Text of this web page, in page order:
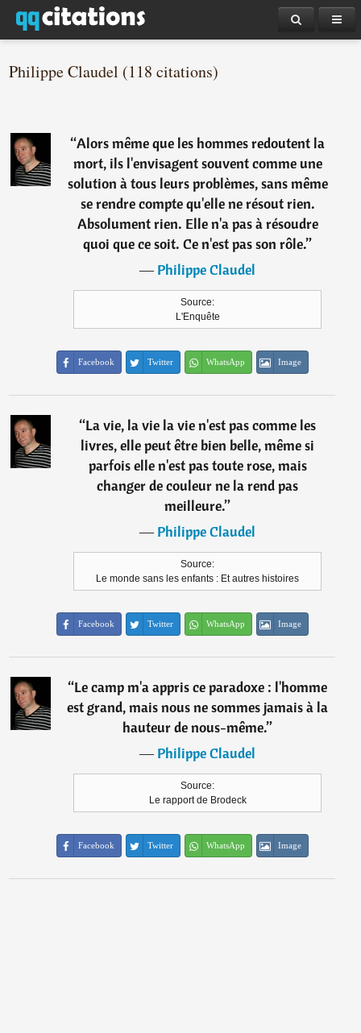
Philippe Claudel (118 citations)
“Alors même que les hommes redoutent la
mort, ils l'envisagent souvent comme une
solution à tous leurs problèmes, sans même
se rendre compte qu'elle ne résout rien.
Absolument rien. Elle n'a pas à résoudre
quoi que ce soit. Ce n'est pas son rôle.”
―Philippe Claudel
Source:
L'Enquête
Facebook Twitter WhatsApp Image
“La vie, la vie la vie n'est pas comme les
livres, elle peut être bien belle, même si
parfois elle n'est pas toute rose, mais
changer de couleur ne la rend pas
meilleure.”
―Philippe Claudel
Source:
Le monde sans les enfants : Et autres histoires
Facebook Twitter WhatsApp Image
“Le camp m'a appris ce paradoxe : l'homme
est grand, mais nous ne sommes jamais à la
hauteur de nous-même.”
―Philippe Claudel
Source:
Le rapport de Brodeck
Facebook Twitter WhatsApp Image